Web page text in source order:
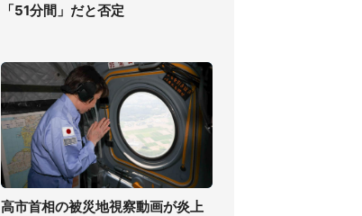
「51分間」だと否定
高市首相の被災地視察動画が炎上